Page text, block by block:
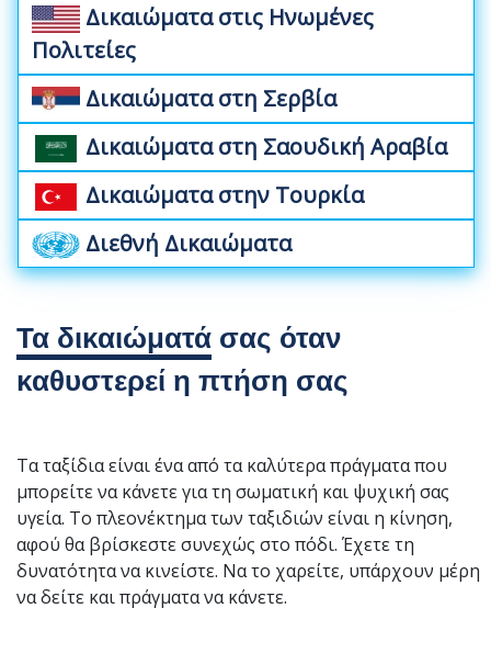
Δικαιώματα στις Ηνωμένες
Πολιτείες
Δικαιώματα στη Σερβία
Δικαιώματα στη Σαουδική Αραβία
Δικαιώματα στην Τουρκία
Διεθνή Δικαιώματα
Τα δικαιώματά σας όταν
καθυστερεί η πτήση σας
Τα ταξίδια είναι ένα από τα καλύτερα πράγματα που
μπορείτε να κάνετε για τη σωματική και ψυχική σας
υγεία. Το πλεονέκτημα των ταξιδιών είναι η κίνηση,
αφού θα βρίσκεστε συνεχώς στο πόδι. Έχετε τη
δυνατότητα να κινείστε. Να το χαρείτε, υπάρχουν μέρη
να δείτε και πράγματα να κάνετε.